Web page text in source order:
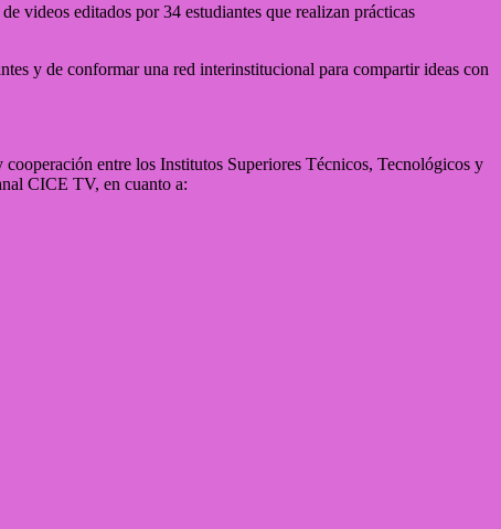
videos editados por 34 estudiantes que realizan prácticas
y de conformar una red interinstitucional para compartir ideas con
entre los Institutos Superiores Técnicos, Tecnológicos y
CICE TV, en cuanto a: